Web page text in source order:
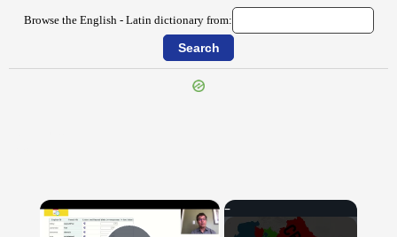
Browse the English - Latin dictionary from:
×